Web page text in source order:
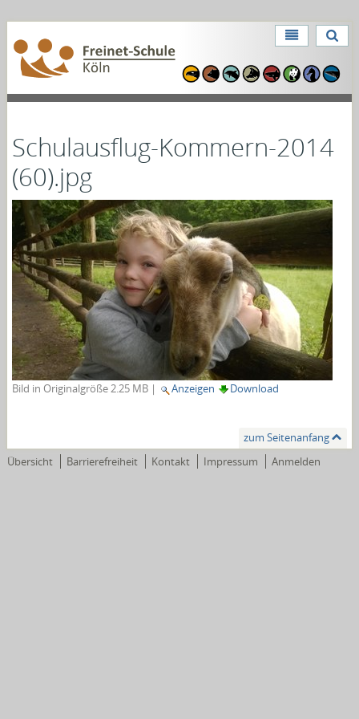
Direkt
Benutzerspezifische
Schulausflug-Kommern-2014
(60).jpg
Bild in Originalgröße2.25 MB | Anzeigen Download
zum Seitenanfang
Übersicht
Barrierefreiheit Kontakt Impressum Anmelden